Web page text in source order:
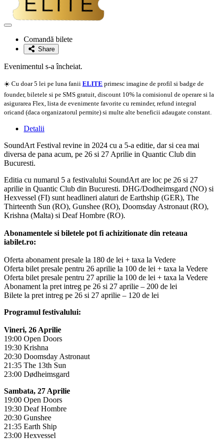
Adaugă
favoriteComandă bilete
Share
Evenimentul s-a încheiat.
☀️ Cu doar 5 lei pe luna fanii ELITE primesc imagine de profil si badge de
founder, biletele si pe SMS gratuit, discount 10% la comisionul de operare si la
asigurarea Flex, lista de evenimente favorite cu reminder, refund integral
oricand (daca organizatorul permite) si multe alte beneficii adaugate constant.
Detalii
SoundArt Festival revine in 2024 cu a 5-a editie, dar si cea mai
diversa de pana acum, pe 26 si 27 Aprilie in Quantic Club din
Bucuresti.
Editia cu numarul 5 a festivalului SoundArt are loc pe 26 si 27
aprilie in Quantic Club din Bucuresti. DHG/Dodheimsgard (NO) si
Hexvessel (FI) sunt headlineri alaturi de Earthship (GER), The
Thirteenth Sun (RO), Gunshee (RO), Doomsday Astronaut (RO),
Krishna (Malta) si Deaf Hombre (RO).
Abonamentele si biletele pot fi achizitionate din reteaua
iabilet.ro:
Oferta abonament presale la 180 de lei + taxa la Vedere
Oferta bilet presale pentru 26 aprilie la 100 de lei + taxa la Vedere
Oferta bilet presale pentru 27 aprilie la 100 de lei + taxa la Vedere
Abonament la pret intreg pe 26 si 27 aprilie – 200 de lei
Bilete la pret intreg pe 26 si 27 aprilie – 120 de lei
Programul festivalului:
Vineri, 26 Aprilie
19:00 Open Doors
19:30 Krishna
20:30 Doomsday Astronaut
21:35 The 13th Sun
23:00 Dødheimsgard
Sambata, 27 Aprilie
19:00 Open Doors
19:30 Deaf Hombre
20:30 Gunshee
21:35 Earth Ship
23:00 Hexvessel